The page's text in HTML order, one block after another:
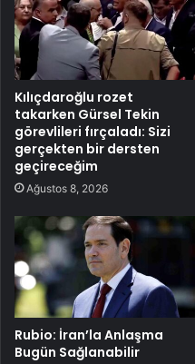
Kılıçdaroğlu rozet
takarken Gürsel Tekin
görevlileri fırçaladı: Sizi
gerçekten bir dersten
geçireceğim
Ağustos 8, 2026
Rubio: İran’la Anlaşma
Bugün Sağlanabilir